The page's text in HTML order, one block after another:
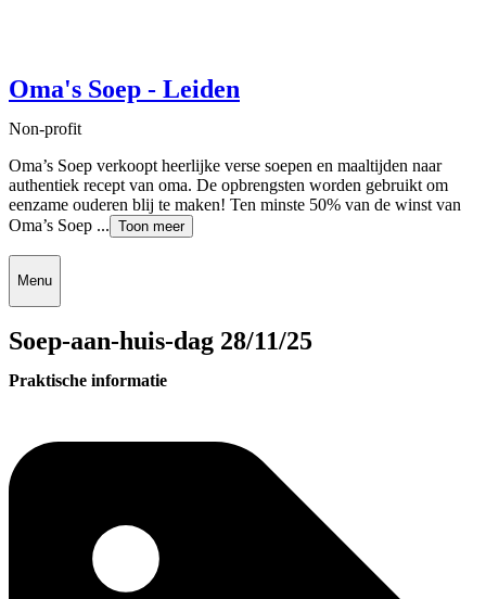
Oma's Soep - Leiden
Non-profit
Oma’s Soep verkoopt heerlijke verse soepen en maaltijden naar
authentiek recept van oma. De opbrengsten worden gebruikt om
eenzame ouderen blij te maken! Ten minste 50% van de winst van
Oma’s Soep ... Toon meer
Menu
Soep-aan-huis-dag 28/11/25
Praktische informatie